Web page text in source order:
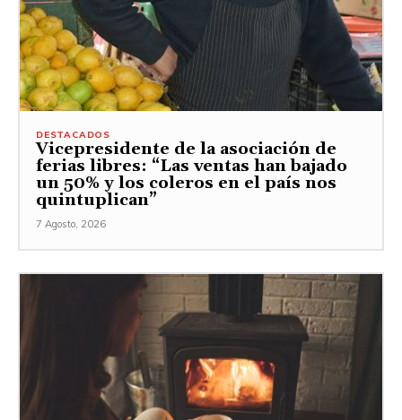
DESTACADOS
Vicepresidente de la asociación de
ferias libres: “Las ventas han bajado
un 50% y los coleros en el país nos
quintuplican”
7 Agosto, 2026